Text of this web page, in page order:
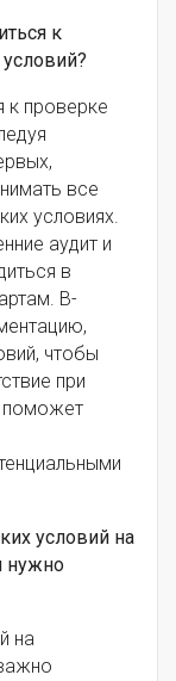
к
к проверке
все
условиях.
аудит и
в
В-
чтобы
при
поможет
условий на
нужно
на